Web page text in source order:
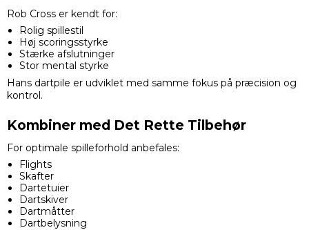
Rob Cross er kendt for:
Rolig spillestil
Høj scoringsstyrke
Stærke afslutninger
Stor mental styrke
Hans dartpile er udviklet med samme fokus på præcision og
kontrol.
Kombiner med Det Rette Tilbehør
For optimale spilleforhold anbefales:
Flights
Skafter
Dartetuier
Dartskiver
Dartmåtter
Dartbelysning